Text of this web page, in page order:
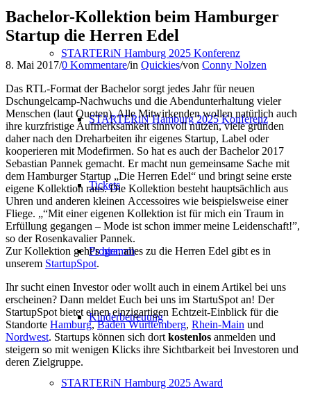
STARTERiN Hamburg 2025 Konferenz
STARTERiN Hamburg 2025 Konferenz
Tickets
Programm
Kinderbetreuung
STARTERiN Hamburg 2025 Award
Bachelor-Kollektion beim Hamburger
Startup die Herren Edel
8. Mai 2017/0 Kommentare/in Quickies/von Conny Nolzen
Das RTL-Format der Bachelor sorgt jedes Jahr für neuen
Dschungelcamp-Nachwuchs und die Abendunterhaltung vieler
Menschen (laut Quoten). Alle Mitwirkenden wollen natürlich auch
ihre kurzfristige Aufmerksamkeit sinnvoll nutzen, viele gründen
daher nach den Dreharbeiten ihr eigenes Startup, Label oder
kooperieren mit Modefirmen. So hat es auch der Bachelor 2017
Sebastian Pannek gemacht. Er macht nun gemeinsame Sache mit
dem Hamburger Startup „Die Herren Edel“ und bringt seine erste
eigene Kollektion raus. Die Kollektion besteht hauptsächlich aus
Uhren und anderen kleinen Accessoires wie beispielsweise einer
Fliege. „“Mit einer eigenen Kollektion ist für mich ein Traum in
Erfüllung gegangen – Mode ist schon immer meine Leidenschaft!”,
so der Rosenkavalier Pannek.
Zur Kollektion geht’shier, alles zu die Herren Edel gibt es in
unserem StartupSpot.
Ihr sucht einen Investor oder wollt auch in einem Artikel bei uns
erscheinen? Dann meldet Euch bei uns im StartuSpot an! Der
StartupSpot bietet einen einzigartigen Echtzeit-Einblick für die
Standorte Hamburg,Baden Württemberg, Rhein-Main und
Nordwest. Startups können sich dort kostenlos anmelden und
steigern so mit wenigen Klicks ihre Sichtbarkeit bei Investoren und
deren Zielgruppe.